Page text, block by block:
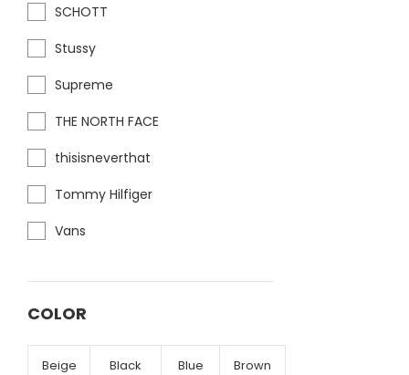
SCHOTT
Stussy
Supreme
THE NORTH FACE
thisisneverthat
Tommy Hilfiger
Vans
COLOR
Beige Black Blue Brown